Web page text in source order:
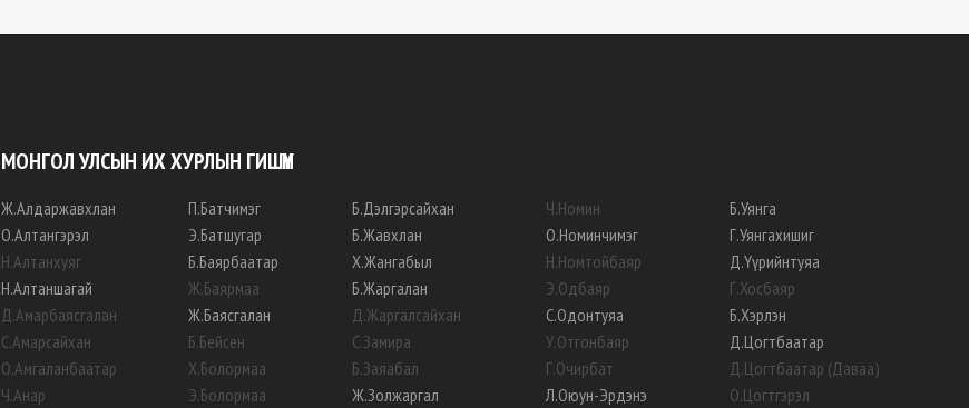
МОНГОЛ УЛСЫН ИХ ХУРЛЫН ГИШҮҮН
Ж.Алдаржавхлан
О.Алтангэрэл
Н.Алтанхуяг
Н.Алтаншагай
Д.Амарбаясгалан
С.Амарсайхан
О.Амгаланбаатар
Ч.Анар
П.Батчимэг
Э.Батшугар
Б.Баярбаатар
Ж.Баярмаа
Ж.Баясгалан
Б.Бейсен
Х.Болормаа
Э.Болормаа
Б.Дэлгэрсайхан
Б.Жавхлан
Х.Жангабыл
Б.Жаргалан
Д.Жаргалсайхан
С.Замира
Б.Заяабал
Ж.Золжаргал
Ч.Номин
О.Номинчимэг
Н.Номтойбаяр
Э.Одбаяр
С.Одонтуяа
У.Отгонбаяр
Г.Очирбат
Л.Оюун-Эрдэнэ
Б.Уянга
Г.Уянгахишиг
Д.Үүрийнтуяа
Г.Хосбаяр
Б.Хэрлэн
Д.Цогтбаатар
Д.Цогтбаатар (Даваа)
О.Цогтгэрэл